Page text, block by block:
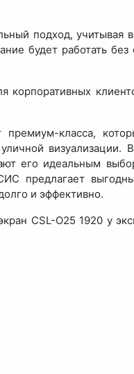
подход, учитывая
будет работать
корпоративных
класса,
визуализации.
его идеальным
предлагает
и эффективно.
CSL-O25 1920 у